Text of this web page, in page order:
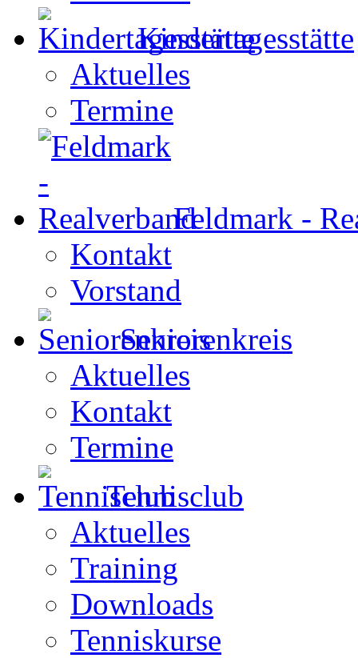
Kindertagesstätte
Aktuelles
Termine
Feldmark -
Kontakt
Vorstand
Seniorenkreis
Aktuelles
Kontakt
Termine
Tennisclub
Aktuelles
Training
Downloads
Tenniskurse